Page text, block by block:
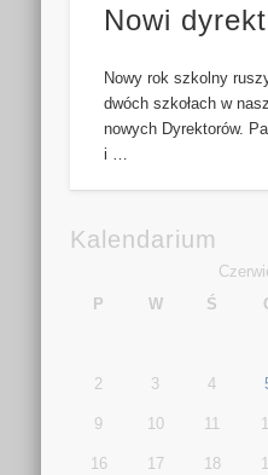
Nowi
Nowy rok szkolny
dwóch szkołach w
nowych Dyrektorów.
i …
Kalendarium
P
W Ś
2 3 4
9 10 11
16 17 18